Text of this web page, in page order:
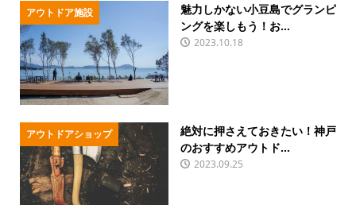
アウトドア施設
魅力しかない小豆島でグランピ
ングを楽しもう！お...
2023.10.18
アウトドアショップ
絶対に押さえておきたい！神戸
のおすすめアウトド...
2023.09.25